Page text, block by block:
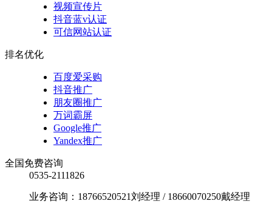
视频宣传片
抖音蓝v认证
可信网站认证
排名优化
百度爱采购
抖音推广
朋友圈推广
万词霸屏
Google推广
Yandex推广
全国免费咨询
0535-2111826
业务咨询：18766520521刘经理 / 18660070250戴经理